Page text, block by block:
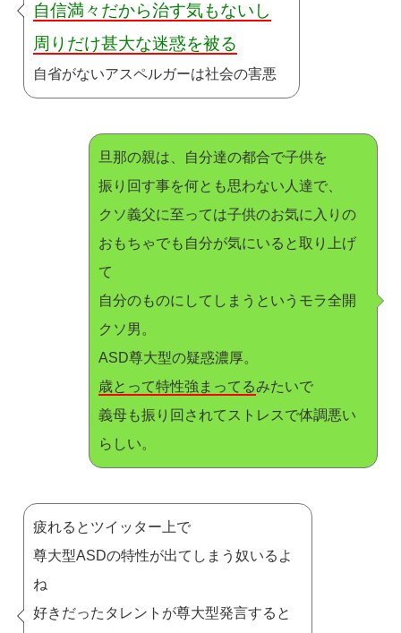
自信満々だから治す気もないし
周りだけ甚大な迷惑を被る
自省がないアスペルガーは社会の害悪
旦那の親は、自分達の都合で子供を
振り回す事を何とも思わない人達で、
クソ義父に至っては子供のお気に入りの
おもちゃでも自分が気にいると取り上げ
て
自分のものにしてしまうというモラ全開
クソ男。
ASD尊大型の疑惑濃厚。
歳とって特性強まってるみたいで
義母も振り回されてストレスで体調悪い
らしい。
疲れるとツイッター上で
尊大型ASDの特性が出てしまう奴いるよ
ね
好きだったタレントが尊大型発言すると